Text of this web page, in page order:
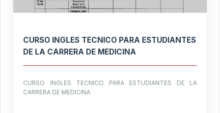
CURSO INGLES TECNICO PARA ESTUDIANTES
DE LA CARRERA DE MEDICINA
CURSO INGLES TECNICO PARA ESTUDIANTES DE LA
CARRERA DE MEDICINA